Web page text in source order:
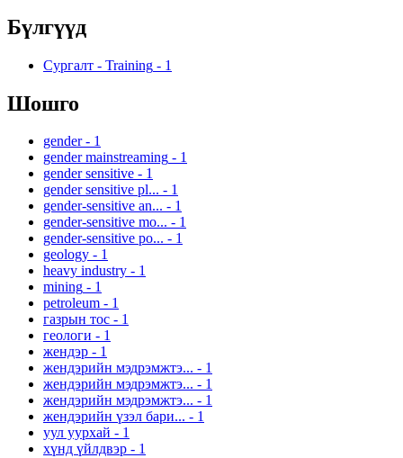
Бүлгүүд
Сургалт - Training - 1
Шошго
gender - 1
gender mainstreaming - 1
gender sensitive - 1
gender sensitive pl... - 1
gender-sensitive an... - 1
gender-sensitive mo... - 1
gender-sensitive po... - 1
geology - 1
heavy industry - 1
mining - 1
petroleum - 1
газрын тос - 1
геологи - 1
жендэр - 1
жендэрийн мэдрэмжтэ... - 1
жендэрийн мэдрэмжтэ... - 1
жендэрийн мэдрэмжтэ... - 1
жендэрийн үзэл бари... - 1
уул уурхай - 1
хүнд үйлдвэр - 1